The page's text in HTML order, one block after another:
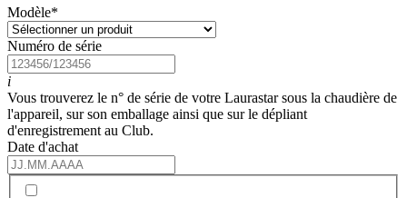
Modèle*
Numéro de série
i
Vous trouverez le n° de série de votre Laurastar sous la chaudière de
l'appareil, sur son emballage ainsi que sur le dépliant
d'enregistrement au Club.
Date d'achat